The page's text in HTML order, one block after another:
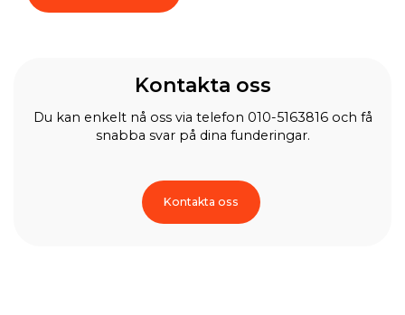
Kontakta oss
Du kan enkelt nå oss via telefon 010-5163816 och få
snabba svar på dina funderingar.
Kontakta oss